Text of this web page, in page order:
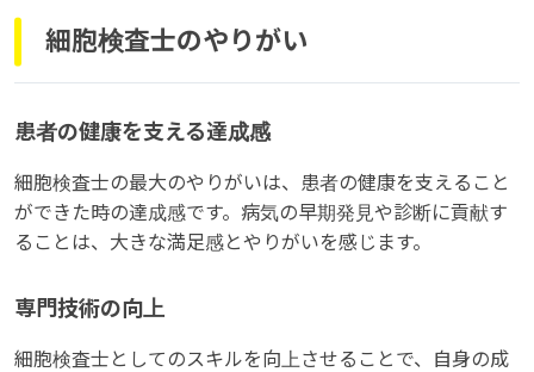
細胞検査士のやりがい
患者の健康を支える達成感
細胞検査士の最大のやりがいは、患者の健康を支えること
ができた時の達成感です。病気の早期発見や診断に貢献す
ることは、大きな満足感とやりがいを感じます。
専門技術の向上
細胞検査士としてのスキルを向上させることで、自身の成